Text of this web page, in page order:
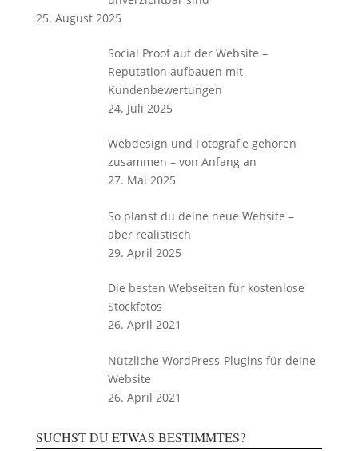
25. August 2025
Social Proof auf der Website –
Reputation aufbauen mit
Kundenbewertungen
24. Juli 2025
Webdesign und Fotografie gehören
zusammen – von Anfang an
27. Mai 2025
So planst du deine neue Website –
aber realistisch
29. April 2025
Die besten Webseiten für kostenlose
Stockfotos
26. April 2021
Nützliche WordPress-Plugins für deine
Website
26. April 2021
SUCHST DU ETWAS BESTIMMTES?